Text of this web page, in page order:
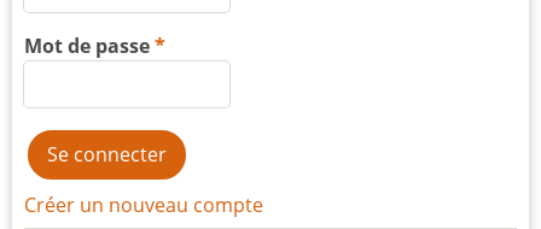
Mot de passe
Créer un nouveau compte